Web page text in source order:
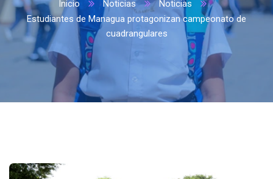
Inicio Noticias
Noticias
Estudiantes de Managua protagonizan campeonato de
cuadrangulares